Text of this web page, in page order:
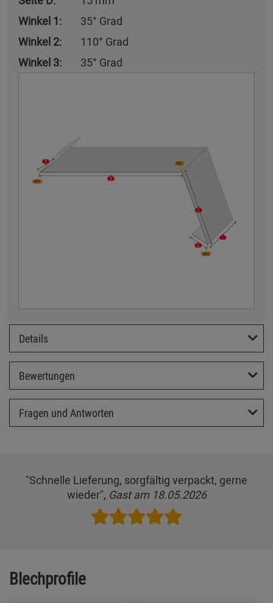
Winkel 1:
35° Grad
Winkel 2:
110° Grad
Winkel 3:
35° Grad
Details
Bewertungen
Fragen und Antworten
"Schnelle Lieferung, sorgfältig verpackt, gerne
wieder", Gast am 18.05.2026
Blechprofile